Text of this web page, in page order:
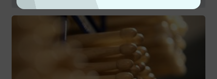
abspielen